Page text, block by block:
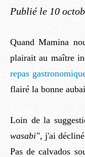
Publié le 10
Quand Mamina
plairait au maître
repas
flairé la bonne
Loin de la
wasabi", j'ai
Pas de calvados